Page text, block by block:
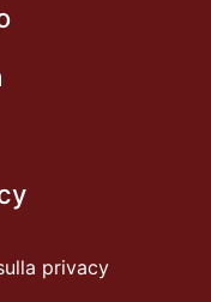
privacy